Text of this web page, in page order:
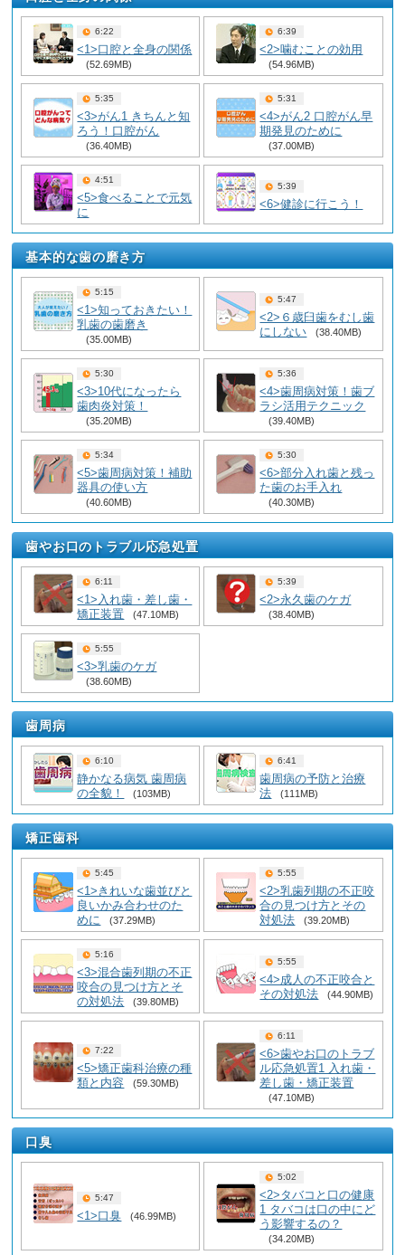
6:22
<1>口腔と全身の関係
(52.69MB)
6:39
<2>噛むことの効用
(54.96MB)
5:35
<3>がん1 きちんと知
ろう！口腔がん
(36.40MB)
5:31
<4>がん2 口腔がん早
期発見のために
(37.00MB)
4:51
<5>食べることで元気
に
5:39
<6>健診に行こう！
基本的な歯の磨き方
5:15
<1>知っておきたい！
乳歯の歯磨き
(35.00MB)
5:47
<2>６歳臼歯をむし歯
にしない
(38.40MB)
5:30
<3>10代になったら
歯肉炎対策！
(35.20MB)
5:36
<4>歯周病対策！歯ブ
ラシ活用テクニック
(39.40MB)
5:34
<5>歯周病対策！補助
器具の使い方
(40.60MB)
5:30
<6>部分入れ歯と残っ
た歯のお手入れ
(40.30MB)
歯やお口のトラブル応急処置
6:11
<1>入れ歯・差し歯・
矯正装置
(47.10MB)
5:39
<2>永久歯のケガ
(38.40MB)
5:55
<3>乳歯のケガ
(38.60MB)
歯周病
6:10
静かなる病気 歯周病
の全貌！
(103MB)
6:41
歯周病の予防と治療
法
(111MB)
矯正歯科
5:45
<1>きれいな歯並びと
良いかみ合わせのた
めに
(37.29MB)
5:55
<2>乳歯列期の不正咬
合の見つけ方とその
対処法
(39.20MB)
5:16
<3>混合歯列期の不正
咬合の見つけ方とそ
の対処法
(39.80MB)
5:55
<4>成人の不正咬合と
その対処法
(44.90MB)
7:22
<5>矯正歯科治療の種
類と内容
(59.30MB)
6:11
<6>歯やお口のトラブ
ル応急処置1 入れ歯・
差し歯・矯正装置
(47.10MB)
口臭
5:47
<1>口臭 (46.99MB)
5:02
<2>タバコと口の健康
1 タバコは口の中にど
う影響するの？
(34.20MB)